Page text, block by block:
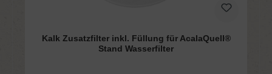
Kalk Zusatzfilter inkl. Füllung für AcalaQuell®
Stand Wasserfilter